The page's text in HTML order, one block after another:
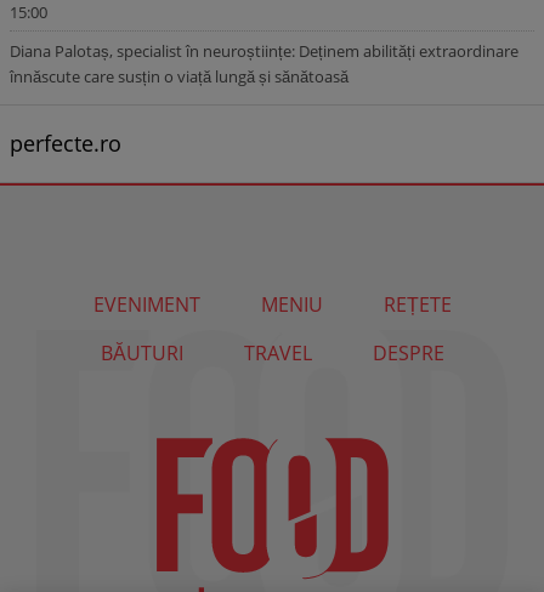
15:00
Diana Palotaș, specialist în neuroștiințe: Deținem abilități extraordinare
înnăscute care susțin o viață lungă și sănătoasă
perfecte.ro
EVENIMENT MENIU
REȚETE
BĂUTURI
TRAVEL DESPRE